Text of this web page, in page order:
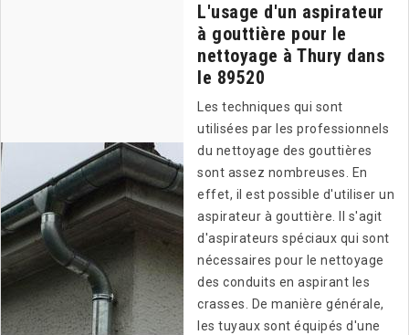
L'usage d'un aspirateur
à gouttière pour le
nettoyage à Thury dans
le 89520
Les techniques qui sont
utilisées par les professionnels
du nettoyage des gouttières
sont assez nombreuses. En
effet, il est possible d'utiliser un
aspirateur à gouttière. Il s'agit
d'aspirateurs spéciaux qui sont
nécessaires pour le nettoyage
des conduits en aspirant les
crasses. De manière générale,
les tuyaux sont équipés d'une